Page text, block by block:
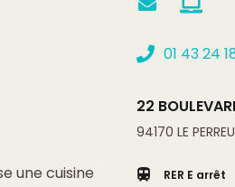
une cuisine
01 43 24
22
94170 LE
RER E arrêt